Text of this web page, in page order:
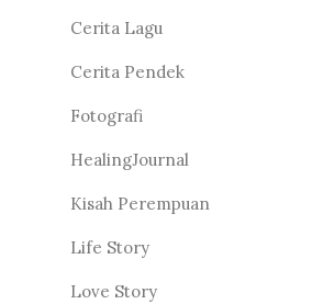
Cerita Lagu
Cerita Pendek
Fotografi
HealingJournal
Kisah Perempuan
Life Story
Love Story